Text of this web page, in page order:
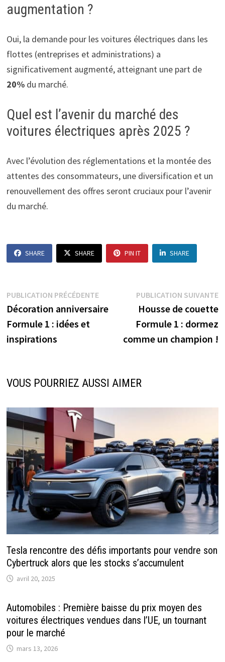
augmentation ?
Oui, la demande pour les voitures électriques dans les
flottes (entreprises et administrations) a
significativement augmenté, atteignant une part de
20%du marché.
Quel est l’avenir du marché des
voitures électriques après 2025 ?
Avec l’évolution des réglementations et la montée des
attentes des consommateurs, une diversification et un
renouvellement des offres seront cruciaux pour l’avenir
du marché.
SHARE SHARE PIN IT SHARE
Navigation
de
l’article
PUBLICATION PRÉCÉDENTEPublication
précédente :
Décoration anniversaire
Formule 1 : idées et
inspirations
PUBLICATION SUIVANTE
Housse de couette
Formule 1 : dormez
comme un champion !
VOUS POURRIEZ AUSSI AIMER
Tesla rencontre des défis importants pour vendre son
Cybertruck alors que les stocks s’accumulent
avril 20, 2025
Automobiles : Première baisse du prix moyen des
voitures électriques vendues dans l’UE, un tournant
pour le marché
mars 13, 2026